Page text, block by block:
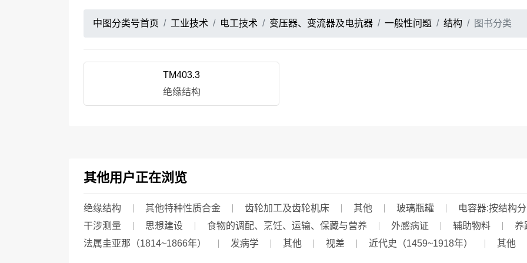
中图分类号首页 工业技术 电工技术 变压器、变流器及电抗器 一般性问题 结构 图书分类
TM403.3
绝缘结构
其他用户正在浏览
绝缘结构 其他特种性质合金 齿轮加工及齿轮机床 其他 玻璃瓶罐
电容器:按结构分
干涉测量
思想建设 食物的调配、烹饪、运输、保藏与营养 外感病证 辅助物料
养
法属圭亚那（1814~1866年）
发病学 其他 视差 近代史（1459~1918年） 其他